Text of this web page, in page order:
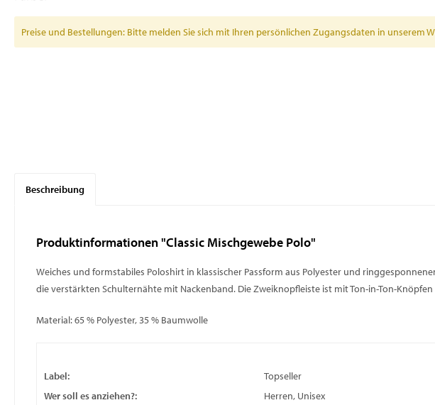
Preise und Bestellungen: Bitte melden Sie sich mit Ihren persönlichen Zugangsdaten in unserem
Beschreibung
Produktinformationen "Classic Mischgewebe Polo"
Weiches und formstabiles Poloshirt in klassischer Passform aus Polyester und
die verstärkten Schulternähte mit Nackenband. Die Zweiknopfleiste ist mit Ton-in-Ton-
Material: 65 % Polyester, 35 % Baumwolle
Label:
Topseller
Wer soll es anziehen?:
Herren, Unisex